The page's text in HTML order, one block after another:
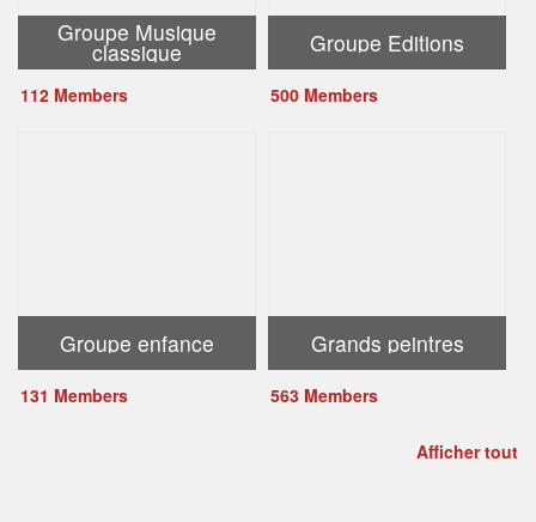
Groupe Musique
classique
112 Members
Groupe Editions
500 Members
Groupe enfance
131 Members
Grands peintres
563 Members
Afficher tout